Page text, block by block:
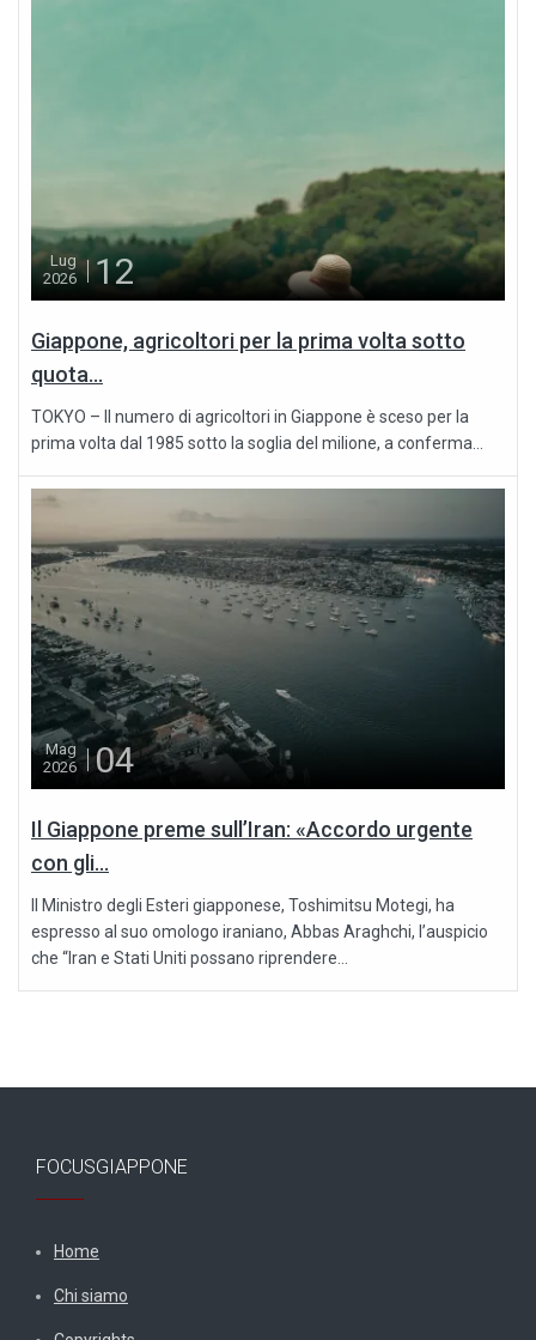
Lug
2026
12
Giappone, agricoltori per la prima volta sotto
quota...
TOKYO – Il numero di agricoltori in Giappone è sceso per la
prima volta dal 1985 sotto la soglia del milione, a conferma...
Mag
2026
04
Il Giappone preme sull’Iran: «Accordo urgente
con gli...
Il Ministro degli Esteri giapponese, Toshimitsu Motegi, ha
espresso al suo omologo iraniano, Abbas Araghchi, l’auspicio
che “Iran e Stati Uniti possano riprendere...
FOCUSGIAPPONE
Home
Chi siamo